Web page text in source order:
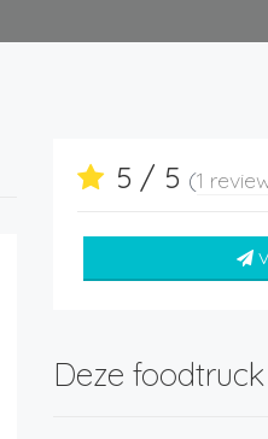
5 / 5 (1
Deze